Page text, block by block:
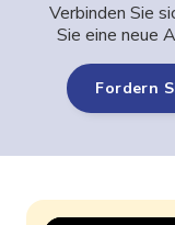
Verbinden Sie
Sie eine neue
Fordern